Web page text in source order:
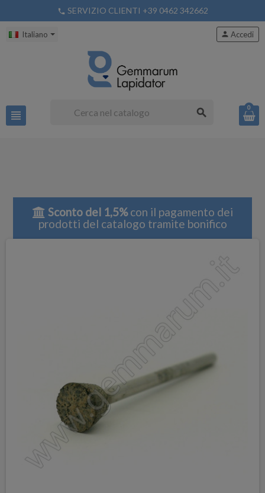
phone SERVIZIO CLIENTI +39 0462 342662
Italiano
view_headline search
person Accedi
0
Sconto del 1,5%con il pagamento dei
prodotti del catalogo tramite bonifico